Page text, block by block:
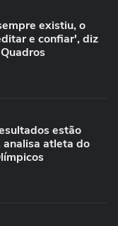
existiu, o
e confiar', diz
estão
atleta do